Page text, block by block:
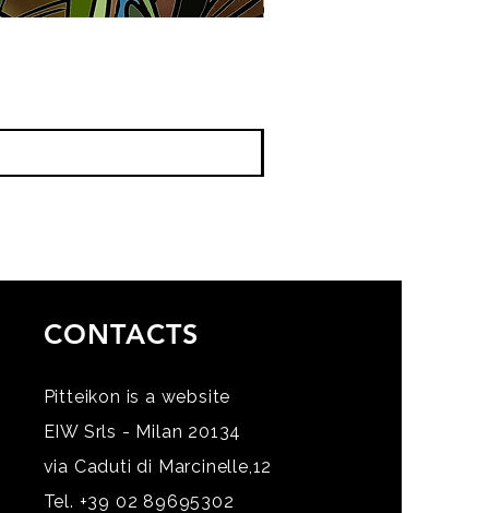
CONTACTS
Pitteikon is a website
EIW Srls - Milan 20134
via Caduti di Marcinelle,12
Tel. +39 02 89695302